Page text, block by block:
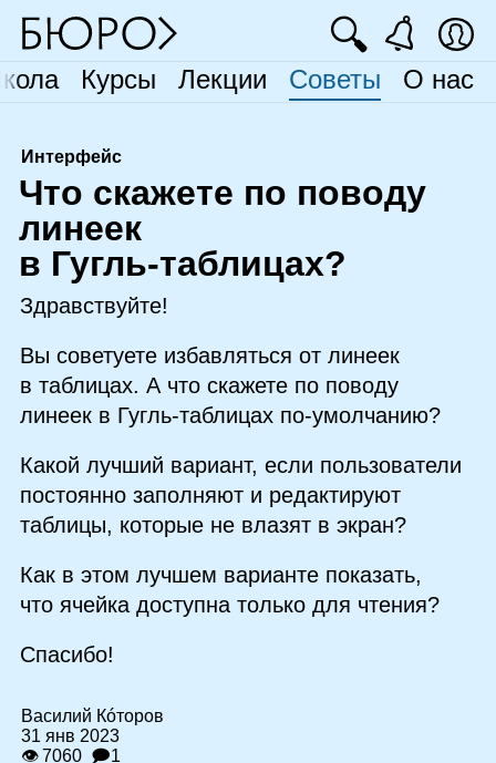
Курсы Лекции Советы О нас
🔍
Интерфейс
Что скажете по поводу
линеек
в Гугль‑таблицах?
Здравствуйте!
Вы советуете избавляться от линеек
в таблицах. А что скажете по поводу
линеек в Гугль‑таблицах по‑умолчанию?
Какой лучший вариант, если пользователи
постоянно заполняют и редактируют
таблицы, которые не влазят в экран?
Как в этом лучшем варианте показать,
что ячейка доступна только для чтения?
Спасибо!
Василий Кóторов
31 янв 2023
👁 7060 🗩1